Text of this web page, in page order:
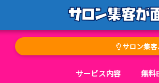
サロン集客
サービス内容 無料